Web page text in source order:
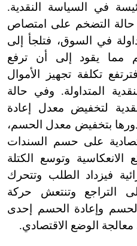
في السياسة النقدية.
حالة التضخم على امتصاص
في السوق، فتلجأ إلى
مما يقود إلى أن ترفع
تكلفة تجهيز الأموال
المتداولة. وفي حالة
لتخفيض معدل إعادة
بتخفيض معدل الحسم،
على حسم السندات
الانعكاسية وتوسع الكتلة
فيزداد الطلب وتتحرك
التراجع وتنتعش حركة
وإعادة الحسم إحدى
الوضع الاقتصادي.